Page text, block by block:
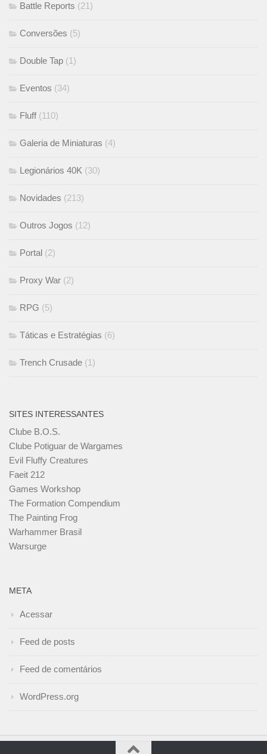
Battle Reports (21)
Conversões (5)
Double Tap (1)
Eventos (34)
Fluff (110)
Galeria de Miniaturas (4)
Legionários 40K (30)
Novidades (213)
Outros Jogos (12)
Portal (2)
Proxy War (2)
RPG (5)
Táticas e Estratégias (6)
Trench Crusade (1)
SITES INTERESSANTES
Clube B.O.S.
Clube Potiguar de Wargames
Evil Fluffy Creatures
Faeit 212
Games Workshop
The Formation Compendium
The Painting Frog
Warhammer Brasil
Warsurge
META
Acessar
Feed de posts
Feed de comentários
WordPress.org